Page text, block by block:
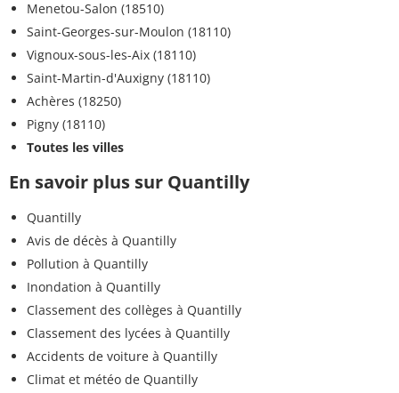
Menetou-Salon (18510)
Saint-Georges-sur-Moulon (18110)
Vignoux-sous-les-Aix (18110)
Saint-Martin-d'Auxigny (18110)
Achères (18250)
Pigny (18110)
Toutes les villes
En savoir plus sur Quantilly
Quantilly
Avis de décès à Quantilly
Pollution à Quantilly
Inondation à Quantilly
Classement des collèges à Quantilly
Classement des lycées à Quantilly
Accidents de voiture à Quantilly
Climat et météo de Quantilly